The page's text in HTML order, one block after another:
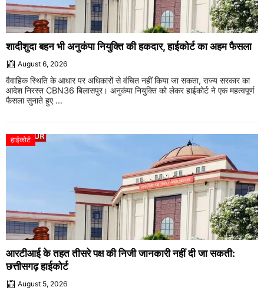
शादीशुदा बहन भी अनुकंपा नियुक्ति की हकदार, हाईकोर्ट का अहम फैसला
August 6, 2026
वैवाहिक स्थिति के आधार पर अधिकारों से वंचित नहीं किया जा सकता, राज्य सरकार का
आदेश निरस्त CBN36 बिलासपुर। अनुकंपा नियुक्ति को लेकर हाईकोर्ट ने एक महत्वपूर्ण
फैसला सुनाते हुए ...
हाईकोर्ट
आरटीआई के तहत तीसरे पक्ष की निजी जानकारी नहीं दी जा सकती:
छत्तीसगढ़ हाईकोर्ट
August 5, 2026